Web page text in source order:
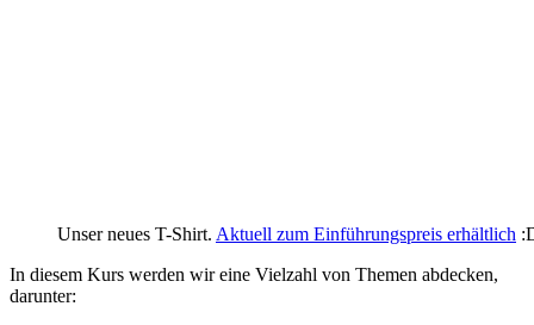
Unser neues T-Shirt. Aktuell zum Einführungspreis erhältlich
In diesem Kurs werden wir eine Vielzahl von Themen abdecken,
darunter: